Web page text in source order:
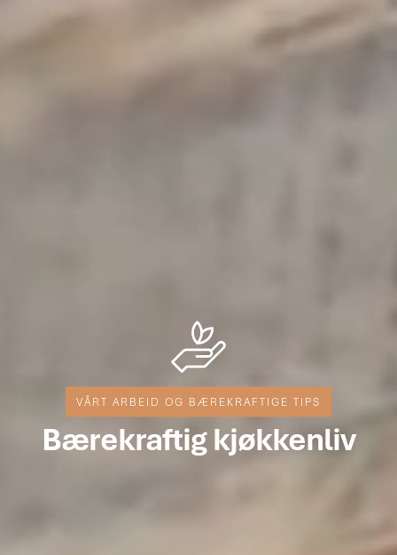
VÅRT ARBEID OG BÆREKRAFTIGE TIPS
Bærekraftig kjøkkenliv